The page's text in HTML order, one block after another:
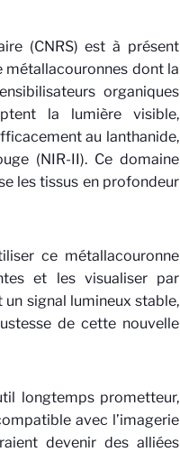
(CNRS) est à présent
métallacouronnes dont la
organiques
la lumière visible,
au lanthanide,
(NIR-II). Ce domaine
les tissus en profondeur
ce métallacouronne
et les visualiser par
signal lumineux stable,
de cette nouvelle
longtemps prometteur,
avec l’imagerie
devenir des alliées